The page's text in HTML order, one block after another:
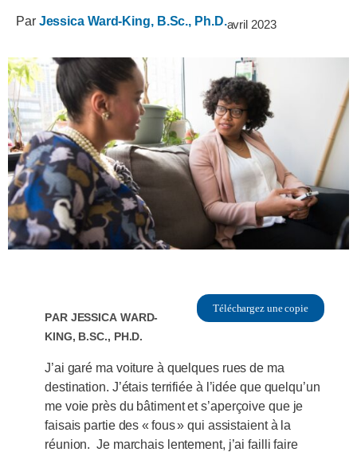
Par Jessica Ward-King, B.Sc., Ph.D.avril 2023
ParJessica Ward-
King, B.Sc., Ph.D.
Téléchargez une copie
J’ai garé ma voiture à quelques rues de ma
destination. J’étais terrifiée à l’idée que quelqu’un
me voie près du bâtiment et s’aperçoive que je
faisais partie des « fous » qui assistaient à la
réunion. Je marchais lentement, j’ai failli faire